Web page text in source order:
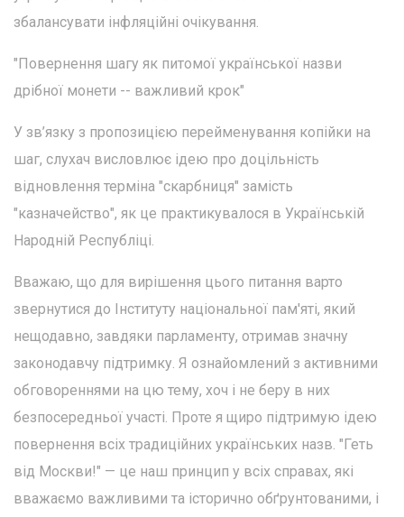
збалансувати інфляційні очікування.
"Повернення шагу як питомої української назви
дрібної монети -- важливий крок"
У зв’язку з пропозицією перейменування копійки на
шаг, слухач висловлює ідею про доцільність
відновлення терміна "скарбниця" замість
"казначейство", як це практикувалося в Українській
Народній Республіці.
Вважаю, що для вирішення цього питання варто
звернутися до Інституту національної пам'яті, який
нещодавно, завдяки парламенту, отримав значну
законодавчу підтримку. Я ознайомлений з активними
обговореннями на цю тему, хоч і не беру в них
безпосередньої участі. Проте я щиро підтримую ідею
повернення всіх традиційних українських назв. "Геть
від Москви!" — це наш принцип у всіх справах, які
вважаємо важливими та історично обґрунтованими, і